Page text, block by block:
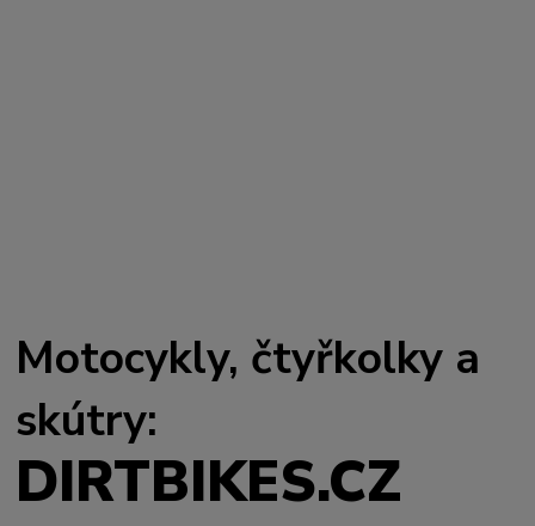
Motocykly, čtyřkolky a
skútry:
DIRTBIKES.CZ